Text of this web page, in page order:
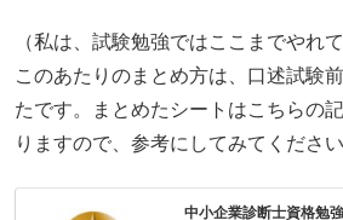
（私は、試験勉強ではここまでやれ
このあたりのまとめ方は、口述試験
たです。まとめたシートはこちらの
りますので、参考にしてみてください
中小企業診断士資格勉